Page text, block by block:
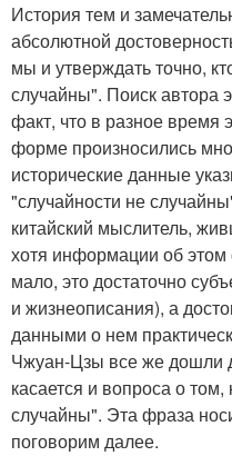
История тем и
абсолютной
мы и утверждать точно,
случайны". Поиск автора
факт, что в разное время
форме произносились
исторические данные
"случайности не
китайский мыслитель,
хотя информации об
мало, это достаточно
и жизнеописания), а
данными о нем
Чжуан-Цзы все же дошли
касается и вопроса о том,
случайны". Эта фраза
поговорим далее.